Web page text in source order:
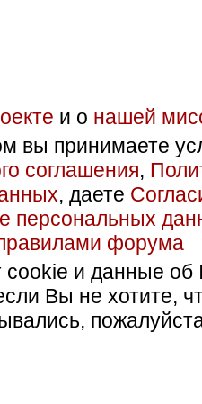
и о нашей
вы принимаете
соглашения,
, даете
персональных
форума
cookie и данные об
Вы не хотите,